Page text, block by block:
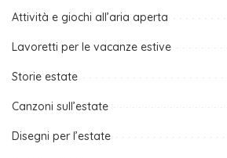
Attività e giochi all’aria aperta
Lavoretti per le vacanze estive
Storie estate
Canzoni sull’estate
Disegni per l’estate